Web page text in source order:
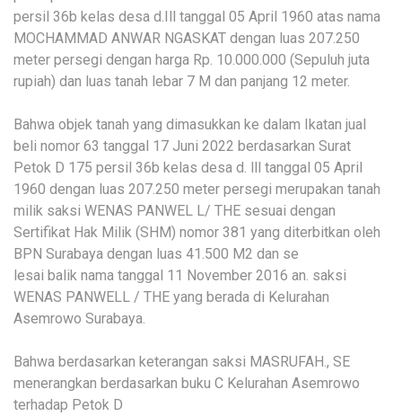
persil 36b kelas desa d.Ill tanggal 05 April 1960 atas nama
MOCHAMMAD ANWAR NGASKAT dengan luas 207.250
meter persegi dengan harga Rp. 10.000.000 (Sepuluh juta
rupiah) dan luas tanah lebar 7 M dan panjang 12 meter.
Bahwa objek tanah yang dimasukkan ke dalam Ikatan jual
beli nomor 63 tanggal 17 Juni 2022 berdasarkan Surat
Petok D 175 persil 36b kelas desa d. lll tanggal 05 April
1960 dengan luas 207.250 meter persegi merupakan tanah
milik saksi WENAS PANWEL L/ THE sesuai dengan
Sertifikat Hak Milik (SHM) nomor 381 yang diterbitkan oleh
BPN Surabaya dengan luas 41.500 M2 dan se
lesai balik nama tanggal 11 November 2016 an. saksi
WENAS PANWELL / THE yang berada di Kelurahan
Asemrowo Surabaya.
Bahwa berdasarkan keterangan saksi MASRUFAH., SE
menerangkan berdasarkan buku C Kelurahan Asemrowo
terhadap Petok D